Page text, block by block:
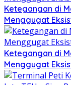
Ketegangan di
Menggugat
Ketegangan di
Menggugat